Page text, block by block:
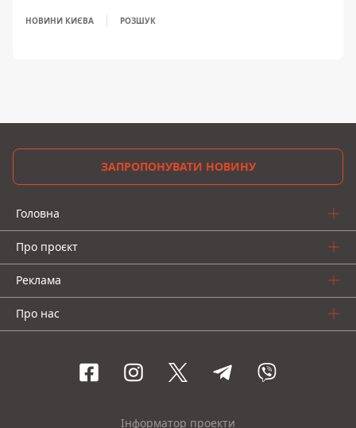
НОВИНИ КИЄВА РОЗШУК
ЗАПРОПОНУВАТИ НОВИНУ
Головна
Про проєкт
Реклама
Про нас
Інформатор проекти